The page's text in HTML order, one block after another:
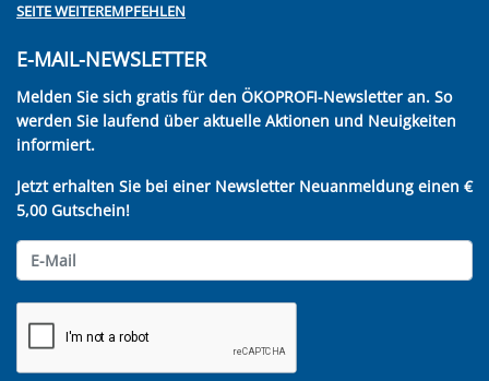
SEITE WEITEREMPFEHLEN
E-MAIL-NEWSLETTER
Melden Sie sich gratis für den ÖKOPROFI-Newsletter an. So
werden Sie laufend über aktuelle Aktionen und Neuigkeiten
informiert.
Jetzt erhalten Sie bei einer Newsletter Neuanmeldung einen €
5,00 Gutschein!